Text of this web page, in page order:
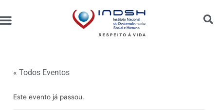
« Todos Eventos
Este evento já passou.